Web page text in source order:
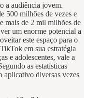
a audiência jovem.
500 milhões de vezes e
mais de 2 mil milhões de
um enorme potencial a
este espaço para o
em sua estratégia
e adolescentes, vale a
as estatísticas
aplicativo diversas vezes